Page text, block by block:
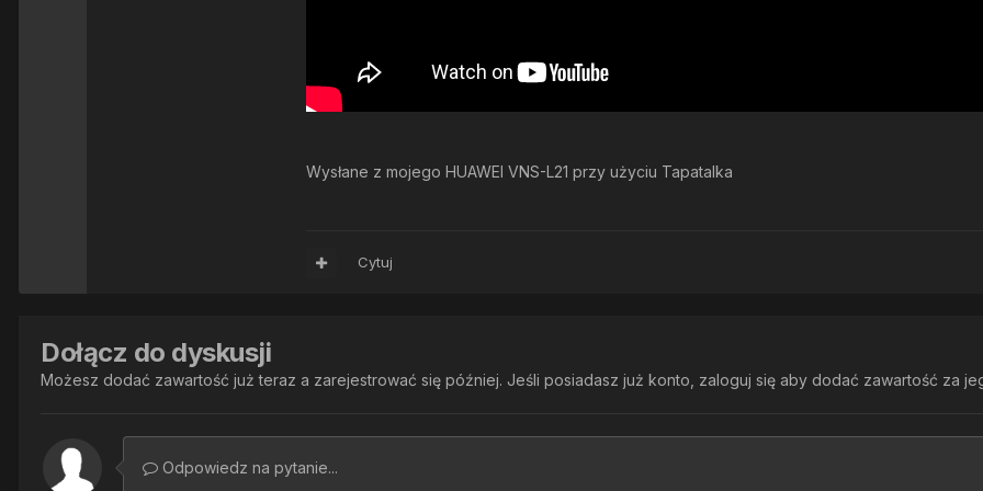
Wysłane z mojego HUAWEI VNS-L21 przy użyciu Tapatalka
Cytuj
Dołącz do dyskusji
Możesz dodać zawartość już teraz a zarejestrować się później. Jeśli posiadasz już konto, zaloguj się aby dodać zawartość za
Odpowiedz na pytanie...